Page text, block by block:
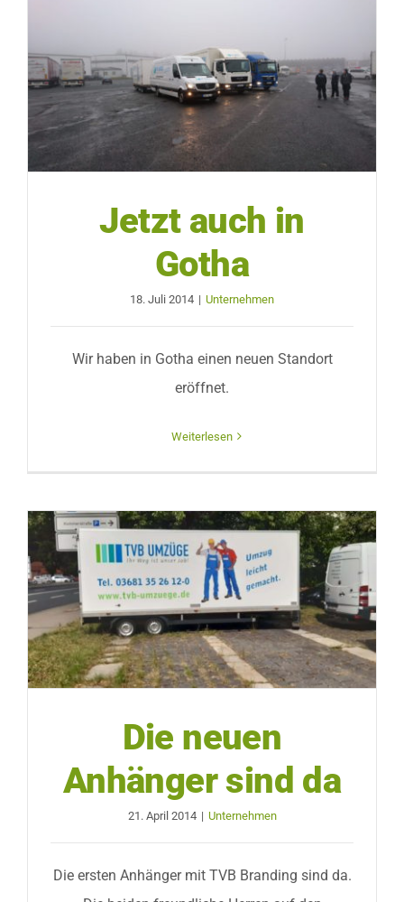
Jetzt auch in
Gotha
18. Juli 2014 | Unternehmen
Wir haben in Gotha einen neuen Standort
eröffnet.
Weiterlesen
Die neuen
Anhänger sind da
21. April 2014 | Unternehmen
Die ersten Anhänger mit TVB Branding sind da.